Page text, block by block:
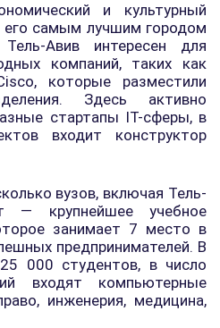
и культурный
его самым лучшим городом
Авив интересен для
компаний, таких как
которые разместили
Здесь активно
стартапы IT-сферы, в
входит конструктор
вузов, включая Тель-
— крупнейшее учебное
занимает 7 место в
предпринимателей. В
000 студентов, в число
входят компьютерные
инженерия, медицина,